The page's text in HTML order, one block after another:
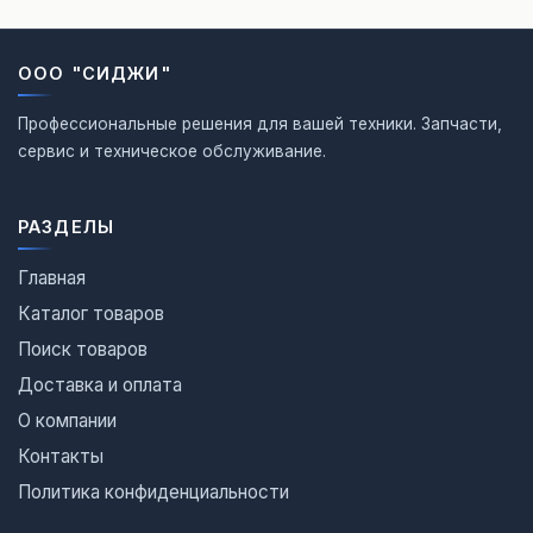
ООО "СИДЖИ"
Профессиональные решения для вашей техники. Запчасти,
сервис и техническое обслуживание.
РАЗДЕЛЫ
Главная
Каталог товаров
Поиск товаров
Доставка и оплата
О компании
Контакты
Политика конфиденциальности